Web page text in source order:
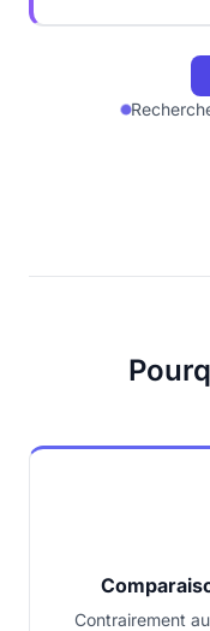
Contrairement